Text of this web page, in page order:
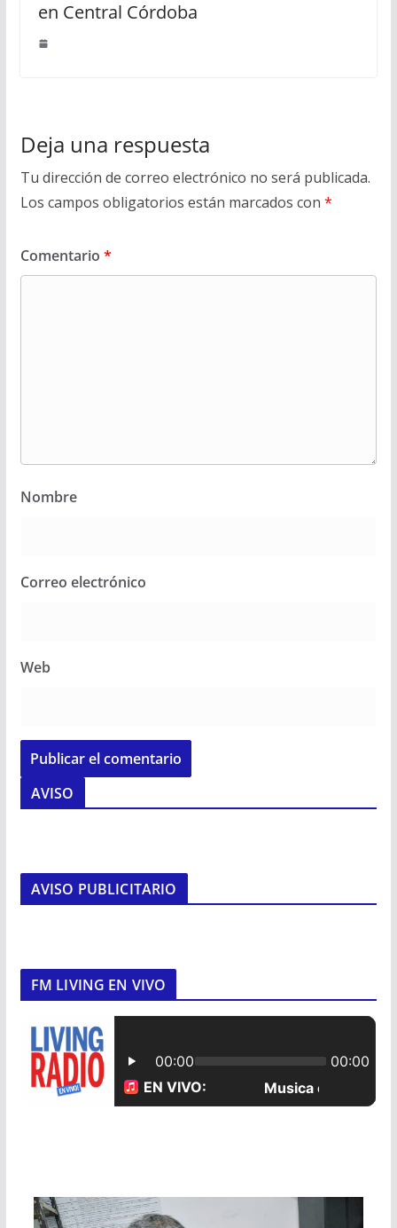
en Central Córdoba
Deja una respuesta
Tu dirección de correo electrónico no será publicada.
Los campos obligatorios están marcados con *
Comentario *
Nombre
Correo electrónico
Web
AVISO
AVISO PUBLICITARIO
FM LIVING EN VIVO